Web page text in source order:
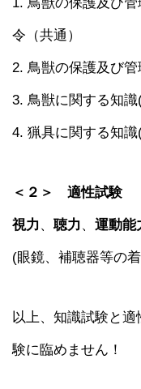
1. 鳥獣の保護及び
令（共通）
2. 鳥獣の保護及び
3. 鳥獣に関する知識
4. 猟具に関する知
＜２＞ 適性試験
視力、 聴力、 運動能
(眼鏡、補聴器等の
以上、知識試験と
験に臨めません！